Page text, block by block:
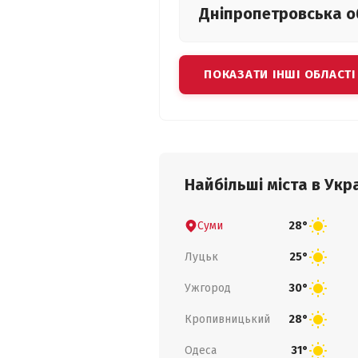
Дніпропетровська
ПОКАЗАТИ ІНШІ ОБЛАСТІ
Найбільші міста в
Суми 28°
Луцьк 25°
Ужгород 30°
Кропивницький 28°
Одеса 31°